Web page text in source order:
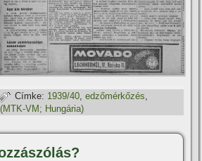
Címke: 1939/40 ,edzőmérkőzés
VM; Hungária)